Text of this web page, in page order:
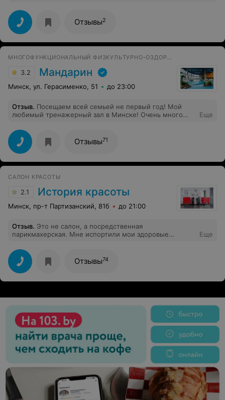
Отзывы2
МНОГОФУНКЦИОНАЛЬНЫЙ ФИЗКУЛЬТУРНО-ОЗДОРОВИТЕЛЬНЫЙ КОМПЛЕКС
3.2 Мандарин
Минск, ул. Герасименко, 51 до 23:00
Отзыв. Посещаем всей семьей не первый год! Мой
любимый тренажерный зал в Минске! Очень много
проходят акции - абонемент вообще копейки стоит
Еще
Отзывы71
САЛОН КРАСОТЫ
2.1 История красоты
Минск, пр-т Партизанский, 81б до 21:00
Отзыв. Это не салон, а посредственная
парикмахерская. Мне испортили мои здоровые
неквалифицированный, брашинги грязные. Пришла по
записи вовремя, а стричь меня начали на двадцать
минут позже, ни администратор ни мастер даже не
извинились.
Еще
Отзывы74